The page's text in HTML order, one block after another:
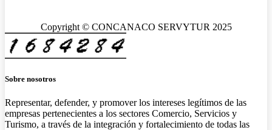
Copyright © CONCANACO SERVYTUR 2025
Sobre nosotros
Representar, defender, y promover los intereses legítimos de las
empresas pertenecientes a los sectores Comercio, Servicios y
Turismo, a través de la integración y fortalecimiento de todas las